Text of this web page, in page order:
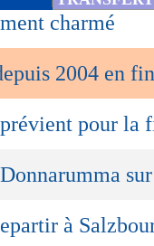
charmé
2004 en
pour la
à